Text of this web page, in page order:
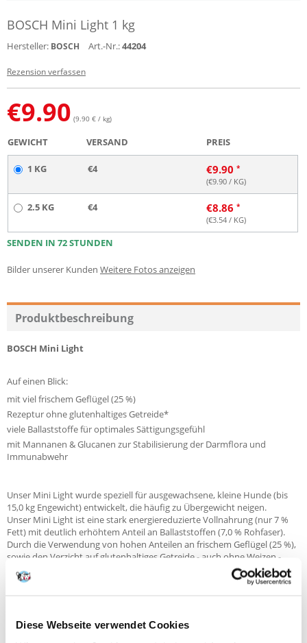
Diese Webseite verwendet Cookies
BOSCH Mini Light 1 kg
Hersteller: BOSCH Art.-Nr.:44204
Rezension verfassen
€9.90 (9.90 € / kg)
GEWICHT VERSAND PREIS
1 KG €4 €9.90
(€9.90 / KG)
2.5 KG €4 €8.86
(€3.54 / KG)
SENDEN IN 72 STUNDEN
Bilder unserer Kunden Weitere Fotos anzeigen
Produktbeschreibung
BOSCH Mini Light
Auf einen Blick:
mit viel frischem Geflügel (25 %)
Rezeptur ohne glutenhaltiges Getreide*
viele Ballaststoffe für optimales Sättigungsgefühl
mit Mannanen & Glucanen zur Stabilisierung der Darmflora und
Immunabwehr
Unser Mini Light wurde speziell für ausgewachsene, kleine Hunde (bis
15,0 kg Engewicht) entwickelt, die häufig zu Übergewicht neigen.
Unser Mini Light ist eine stark energiereduzierte Vollnahrung (nur 7 %
Fett) mit deutlich erhöhtem Anteil an Ballaststoffen (7,0 % Rohfaser).
Durch die Verwendung von hohen Anteilen an frischem Geflügel (25 %),
sowie den Verzicht auf glutenhaltiges Getreide - auch ohne Weizen -
eignet sich unser Mini Light auch für ernährungssensible Hunde. Durch
den Einsatz unseres Immun-Komplexes aus Mannanen & Glucanen wird
* Selbst bei größter Sorgfalt in der Herstellung und Verpackung unserer